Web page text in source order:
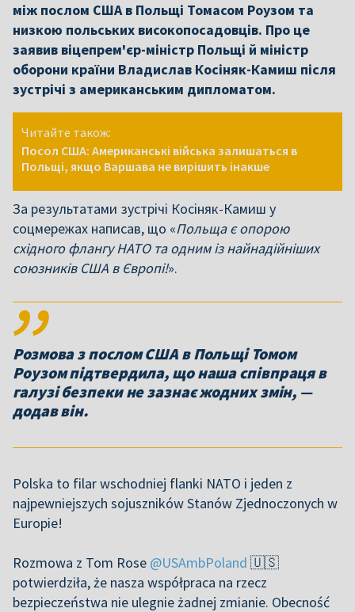
між послом США в Польщі Томасом Роузом та
низкою польських високопосадовців. Про це
заявив віцепрем'єр-міністр Польщі й міністр
оборони країни Владислав Косіняк-Камиш після
зустрічі з американським дипломатом.
Читайте також:
Посол США: Американські війська залишаться в
Польщі, якщо Варшава не вирішить інакше
За результатами зустрічі Косіняк-Камиш у
соцмережах написав, що «Польща є опорою
східного флангу НАТО та одним із найнадійніших
союзників США в Європі!».
Розмова з послом США в Польщі Томом
Роузом підтвердила, що наша співпраця в
галузі безпеки не зазнає жодних змін, —
додав він.
Polska to filar wschodniej flanki NATO i jeden z
najpewniejszych sojuszników Stanów Zjednoczonych w
Europie!
Rozmowa z Tom Rose @USAmbPoland 🇺🇸
potwierdziła, że nasza współpraca na rzecz
bezpieczeństwa nie ulegnie żadnej zmianie. Obecność